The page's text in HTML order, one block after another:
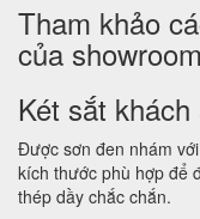
Tham khảo
của
Két sắt
Được sơn đen nhám
kích thước phù hợp để
thép dầy chắc chắn.